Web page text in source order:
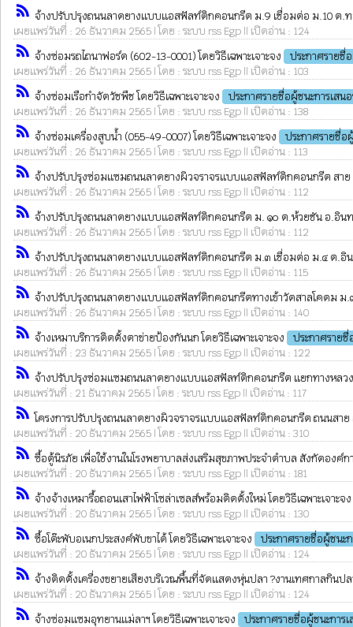
rss_feed จ้างปรับปรุงถนนลาดยางแบบแอสฟัลท์ติกคอนกรีต ม.9 เชื่อมต่อ ม.10 ต.ท
เผยแพร่วันที่ : 26 ธันวาคม 2565 | โดย : ระบบ rss Egp || เปิดอ่าน : 124
rss_feed จ้างซ่อมรถไถนาฟอร์ด (602-13-0001) โดยวิธีเฉพาะเจาะจง
ประกาศรายชื่
เผยแพร่วันที่ : 26 ธันวาคม 2565 | โดย : ระบบ rss Egp || เปิดอ่าน : 103
rss_feed จ้างซ่อมเรือกำจัดวัชพืช โดยวิธีเฉพาะเจาะจง
ประกาศรายชื่อผู้ชนะการเสน
เผยแพร่วันที่ : 26 ธันวาคม 2565 | โดย : ระบบ rss Egp || เปิดอ่าน : 138
rss_feed จ้างซ่อมเครื่องสูบน้ำ (055-49-0007) โดยวิธีเฉพาะเจาะจง
ประกาศรายชื่อ
เผยแพร่วันที่ : 26 ธันวาคม 2565 | โดย : ระบบ rss Egp || เปิดอ่าน : 113
rss_feed จ้างปรับปรุงซ่อมแซมถนนลาดยางผิวจราจรแบบแอสฟัลท์ติกคอนกรีต สาย
เผยแพร่วันที่ : 26 ธันวาคม 2565 | โดย : ระบบ rss Egp || เปิดอ่าน : 112
rss_feed จ้างปรับปรุงถนนลาดยางแบบแอสฟัลท์ติกคอนกรีต ม. ๑๐ ต.ห้วยชัน อ.อินท
เผยแพร่วันที่ : 26 ธันวาคม 2565 | โดย : ระบบ rss Egp || เปิดอ่าน : 112
rss_feed จ้างปรับปรุงถนนลาดยางแบบแอสฟัลท์ติกคอนกรีต ม.๓ เชื่อมต่อ ม.๔ ต.อิน
เผยแพร่วันที่ : 26 ธันวาคม 2565 | โดย : ระบบ rss Egp || เปิดอ่าน : 115
rss_feed จ้างปรับปรุงถนนลาดยางแบบแอสฟัลท์ติกคอนกรีตทางเข้าวัดสาลโคดม ม.
เผยแพร่วันที่ : 26 ธันวาคม 2565 | โดย : ระบบ rss Egp || เปิดอ่าน : 140
rss_feed จ้างเหมาบริการติดตั้งตาข่ายป้องกันนก โดยวิธีเฉพาะเจาะจง
ประกาศรายชื่
เผยแพร่วันที่ : 23 ธันวาคม 2565 | โดย : ระบบ rss Egp || เปิดอ่าน : 122
rss_feed จ้างปรับปรุงซ่อมแซมถนนลาดยางแบบแอสฟัลท์ติกคอนกรีต แยกทางหลวง
เผยแพร่วันที่ : 21 ธันวาคม 2565 | โดย : ระบบ rss Egp || เปิดอ่าน : 117
rss_feed โครงการปรับปรุงถนนลาดยางผิวจราจรแบบแอสฟัลท์ติกคอนกรีต ถนนส
เผยแพร่วันที่ : 20 ธันวาคม 2565 | โดย : ระบบ rss Egp || เปิดอ่าน : 310
rss_feed ซื้อตู้นิรภัย เพื่อใช้งานในโรงพยาบาลส่งเสริมสุขภาพประจำตำบล สังกัดองค์
เผยแพร่วันที่ : 20 ธันวาคม 2565 | โดย : ระบบ rss Egp || เปิดอ่าน : 181
rss_feed จ้างจ้างเหมารื้อถอนเสาไฟฟ้าโซล่าเซลส์พร้อมติดตั้งใหม่ โดยวิธีเฉพาะเจาะจง
เผยแพร่วันที่ : 20 ธันวาคม 2565 | โดย : ระบบ rss Egp || เปิดอ่าน : 130
rss_feed ซื้อโต๊ะพับอเนกประสงค์พับขาได้ โดยวิธีเฉพาะเจาะจง
ประกาศรายชื่อผู้ชนะ
เผยแพร่วันที่ : 20 ธันวาคม 2565 | โดย : ระบบ rss Egp || เปิดอ่าน : 124
rss_feed จ้างติดตั้งเครื่องขยายเสียงบริเวณพื้นที่จัดแสดงหุ่นปลา ?งานเทศกาลกินปล
เผยแพร่วันที่ : 20 ธันวาคม 2565 | โดย : ระบบ rss Egp || เปิดอ่าน : 124
rss_feed จ้างซ่อมแซมอุทยานแม่ลาฯ โดยวิธีเฉพาะเจาะจง
ประกาศรายชื่อผู้ชนะการ